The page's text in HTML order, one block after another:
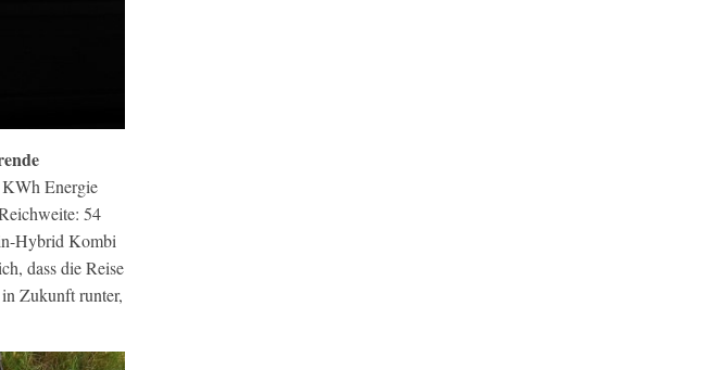
Energie
54
Hybrid Kombi
dass die Reise
Zukunft runter,